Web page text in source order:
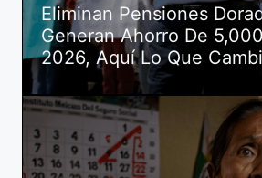
Eliminan Pensiones
Generan Ahorro De
2026, Aquí Lo Que